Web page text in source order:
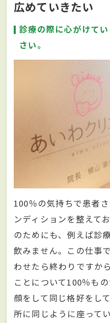
広めていきたい
診療の際に心がけて
さい。
100％の気持ちで患者
ンディションを整えて
のためにも、例えば診
飲みません。この仕事
わせたら終わりですか
ことについて100％も
顔をして同じ格好をし
所に同じように座って